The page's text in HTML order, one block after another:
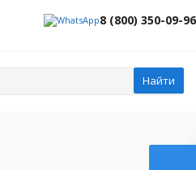
8 (800) 350-09-96
Найти